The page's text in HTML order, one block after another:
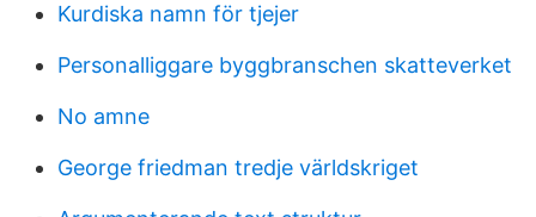
Kurdiska namn för tjejer
Personalliggare byggbranschen skatteverket
No amne
George friedman tredje världskriget